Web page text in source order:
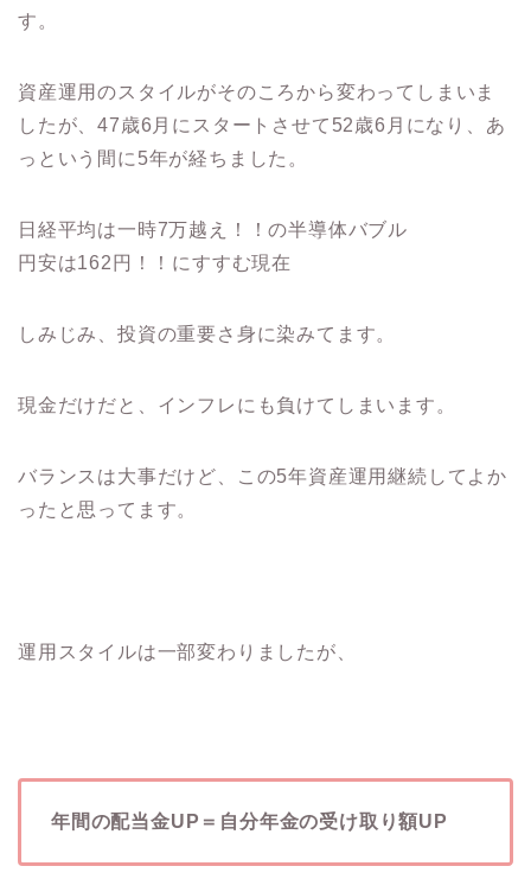
す。
資産運用のスタイルがそのころから変わってしまいま
したが、47歳6月にスタートさせて52歳6月になり、あ
っという間に5年が経ちました。
日経平均は一時7万越え！！の半導体バブル
円安は162円！！にすすむ現在
しみじみ、投資の重要さ身に染みてます。
現金だけだと、インフレにも負けてしまいます。
バランスは大事だけど、この5年資産運用継続してよか
ったと思ってます。
運用スタイルは一部変わりましたが、
年間の配当金UP＝自分年金の受け取り額UP